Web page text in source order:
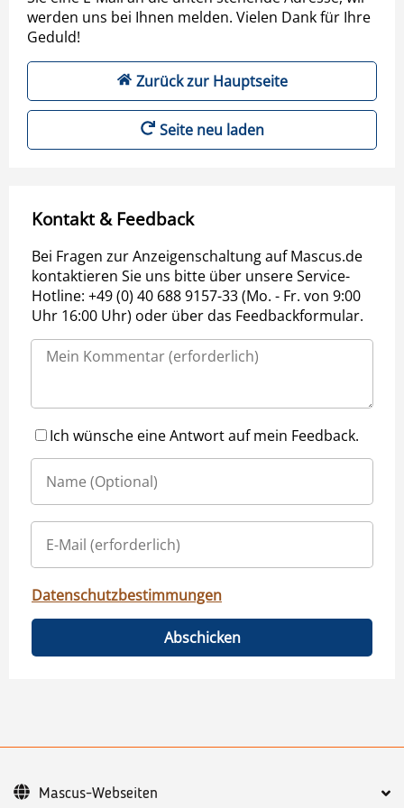
werden uns bei Ihnen melden. Vielen Dank für Ihre
Geduld!
Zurück zur Hauptseite
Seite neu laden
Kontakt & Feedback
Bei Fragen zur Anzeigenschaltung auf Mascus.de
kontaktieren Sie uns bitte über unsere Service-
Hotline: +49 (0) 40 688 9157-33 (Mo. - Fr. von 9:00
Uhr 16:00 Uhr) oder über das Feedbackformular.
Ich wünsche eine Antwort auf mein Feedback.
Datenschutzbestimmungen
Abschicken
Mascus-Webseiten